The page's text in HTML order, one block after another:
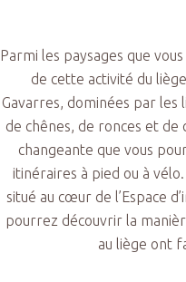
Parmi les paysages que
de cette activité du
Gavarres, dominées par les
de chênes, de ronces et
changeante que vous
itinéraires à pied ou à
situé au cœur de l’Espace
pourrez découvrir la
au liège ont